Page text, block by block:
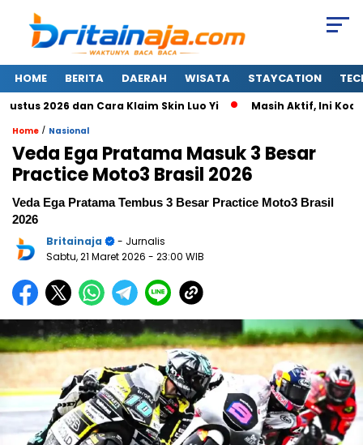
HOME BERITA DAERAH WISATA STAYCATION
2026 dan Cara Klaim Skin Luo Yi Masih Aktif, Ini Kode
Home / Nasional
Veda Ega Pratama Masuk 3 Besar
Practice Moto3 Brasil 2026
Veda Ega Pratama Tembus 3 Besar Practice Moto3 Brasil
2026
Britainaja
- Jurnalis
Sabtu, 21 Maret 2026 - 23:00 WIB